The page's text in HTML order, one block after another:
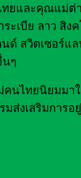
และคุณแม่ต่
ระเบีย ลาว
นด์ สวิตเซอร์
นๆ
นไทยนิยมมา
ส่งเสริมการ